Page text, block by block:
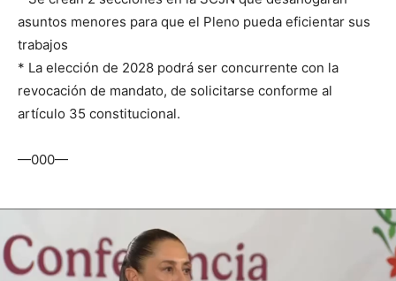
asuntos menores para que el Pleno pueda eficientar sus
trabajos
* La elección de 2028 podrá ser concurrente con la
revocación de mandato, de solicitarse conforme al
artículo 35 constitucional.
—000—